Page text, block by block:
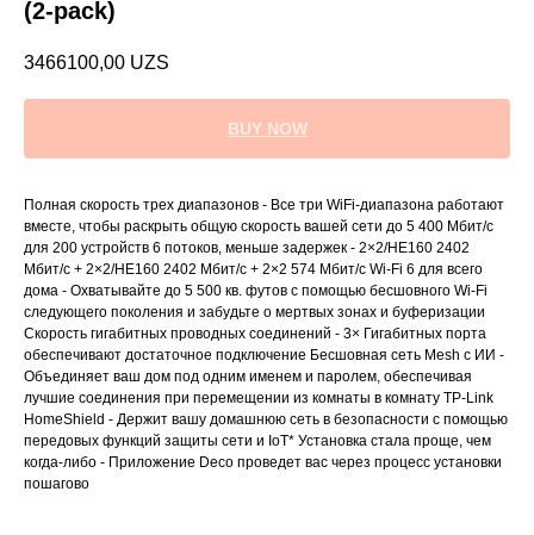
(2-pack)
3466100,00 UZS
BUY NOW
Полная скорость трех диапазонов - Все три WiFi-диапазона работают
вместе, чтобы раскрыть общую скорость вашей сети до 5 400 Мбит/с
для 200 устройств 6 потоков, меньше задержек - 2×2/HE160 2402
Мбит/с + 2×2/HE160 2402 Мбит/с + 2×2 574 Мбит/с Wi-Fi 6 для всего
дома - Охватывайте до 5 500 кв. футов с помощью бесшовного Wi-Fi
следующего поколения и забудьте о мертвых зонах и буферизации
Скорость гигабитных проводных соединений - 3× Гигабитных порта
обеспечивают достаточное подключение Бесшовная сеть Mesh с ИИ -
Объединяет ваш дом под одним именем и паролем, обеспечивая
лучшие соединения при перемещении из комнаты в комнату TP-Link
HomeShield - Держит вашу домашнюю сеть в безопасности с помощью
передовых функций защиты сети и IoT* Установка стала проще, чем
когда-либо - Приложение Deco проведет вас через процесс установки
пошагово